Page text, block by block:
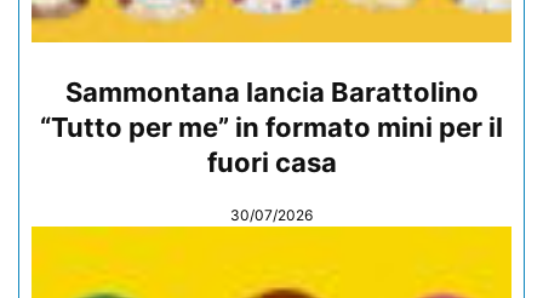
Sammontana lancia Barattolino
“Tutto per me” in formato mini per il
fuori casa
30/07/2026